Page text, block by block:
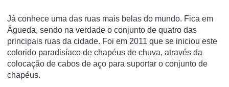
Já conhece uma das ruas mais belas do mundo. Fica em
Águeda, sendo na verdade o conjunto de quatro das
principais ruas da cidade. Foi em 2011 que se iniciou este
colorido paradisíaco de chapéus de chuva, através da
colocação de cabos de aço para suportar o conjunto de
chapéus.